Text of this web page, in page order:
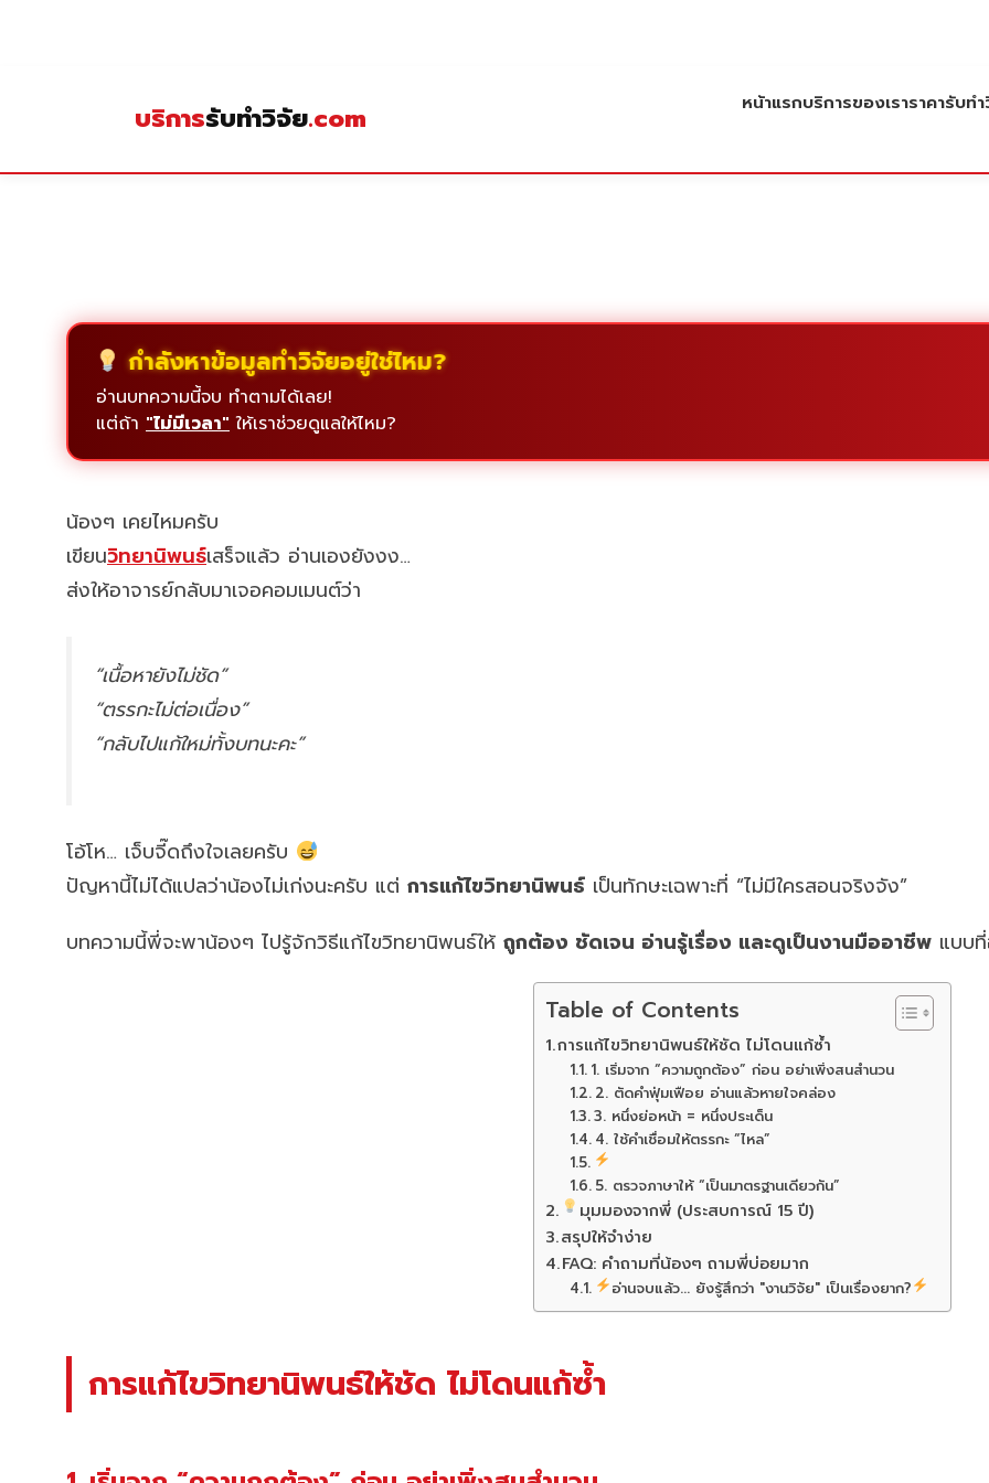
บริการรับทำวิจัย.com หน้าแรกบริการของเราราคารับท
กำลังหาข้อมูลทำวิจัยอยู่ใช่ไหม?
อ่านบทความนี้จบ ทำตามได้เลย!
แต่ถ้า "ไม่มีเวลา" ให้เราช่วยดูแลให้ไหม?
น้องๆ เคยไหมครับ
เขียนวิทยานิพนธ์เสร็จแล้ว อ่านเองยังงง…
ส่งให้อาจารย์กลับมาเจอคอมเมนต์ว่า
“เนื้อหายังไม่ชัด”
“ตรรกะไม่ต่อเนื่อง”
“กลับไปแก้ใหม่ทั้งบทนะคะ”
โอ้โห… เจ็บจี๊ดถึงใจเลยครับ
ปัญหานี้ไม่ได้แปลว่าน้องไม่เก่งนะครับ แต่ การแก้ไขวิทยานิพนธ์ เป็นทักษะเฉพาะที่ “ไม่มีใครสอนจริงจัง”
บทความนี้พี่จะพาน้องๆ ไปรู้จักวิธีแก้ไขวิทยานิพนธ์ให้ ถูกต้อง ชัดเจน อ่านรู้เรื่อง และดูเป็นงานมืออาชีพ แบบ
Table of Contents
การแก้ไขวิทยานิพนธ์ให้ชัด ไม่โดนแก้ซ้ำ
1. เริ่มจาก “ความถูกต้อง” ก่อน อย่าเพิ่งสนสำนวน
2. ตัดคำฟุ่มเฟือย อ่านแล้วหายใจคล่อง
3. หนึ่งย่อหน้า = หนึ่งประเด็น
4. ใช้คำเชื่อมให้ตรรกะ “ไหล”
5. ตรวจภาษาให้ “เป็นมาตรฐานเดียวกัน”
มุมมองจากพี่ (ประสบการณ์ 15 ปี)
สรุปให้จำง่าย
FAQ: คำถามที่น้องๆ ถามพี่บ่อยมาก
อ่านจบแล้ว... ยังรู้สึกว่า "งานวิจัย" เป็นเรื่องยาก?
การแก้ไขวิทยานิพนธ์ให้ชัด ไม่โดนแก้ซ้ำ